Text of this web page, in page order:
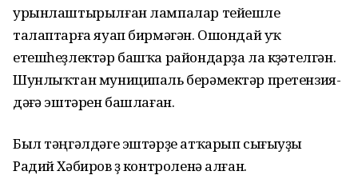
урынлаштырылған лампалар тейешле
талаптарға яуап бирмәгән. Ошондай уҡ
етешһеҙлектәр башҡа райондарҙа ла күҙәтелгән.
Шунлыҡтан муниципаль берәмектәр претензия-
дәғүә эштәрен башлаған.
Был тәңгәлдәге эштәрҙе атҡарып сығыуҙы
Радий Хәбиров үҙ контроленә алған.